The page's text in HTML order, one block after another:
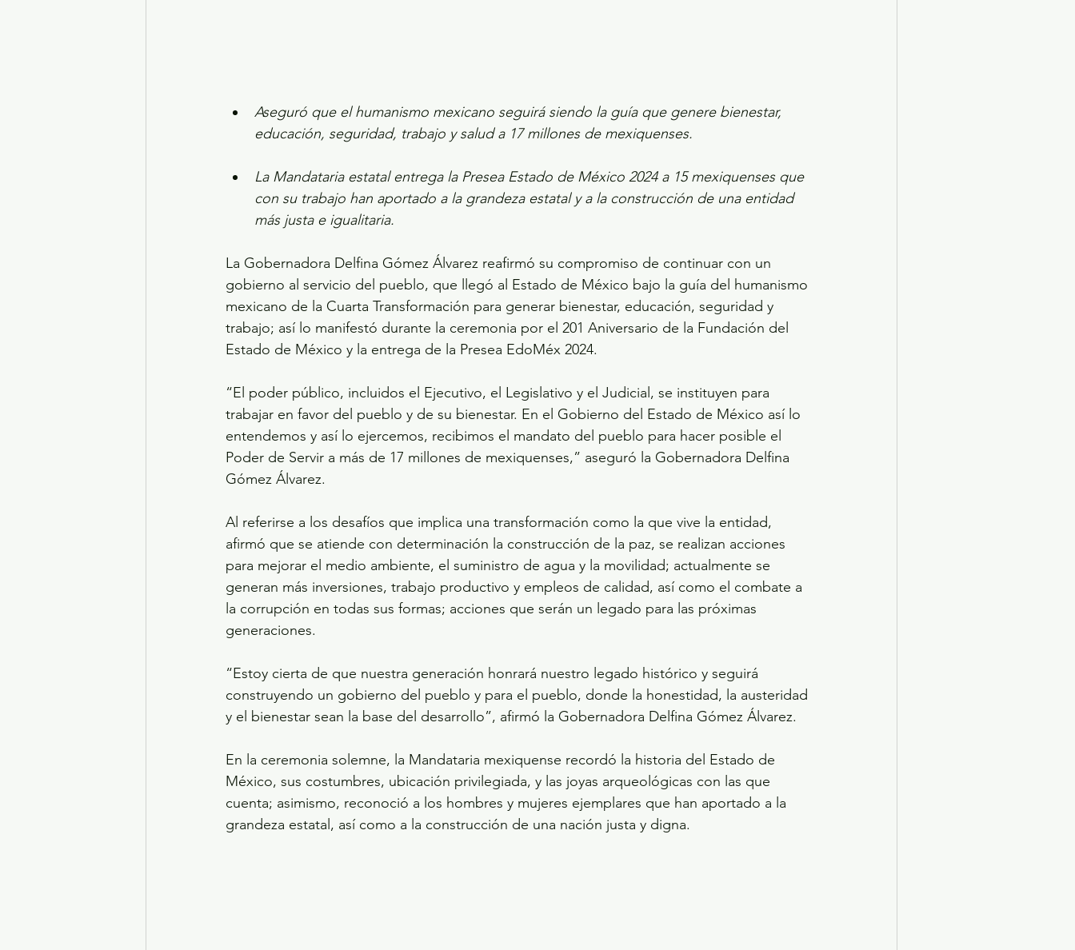
Aseguró que el humanismo mexicano seguirá siendo la guía que genere bienestar,
educación, seguridad, trabajo y salud a 17 millones de mexiquenses.
La Mandataria estatal entrega la Presea Estado de México 2024 a 15 mexiquenses que
con su trabajo han aportado a la grandeza estatal y a la construcción de una entidad
más justa e igualitaria.
La Gobernadora Delfina Gómez Álvarez reafirmó su compromiso de continuar con un
gobierno al servicio del pueblo, que llegó al Estado de México bajo la guía del humanismo
mexicano de la Cuarta Transformación para generar bienestar, educación, seguridad y
trabajo; así lo manifestó durante la ceremonia por el 201 Aniversario de la Fundación del
Estado de México y la entrega de la Presea EdoMéx 2024.
“El poder público, incluidos el Ejecutivo, el Legislativo y el Judicial, se instituyen para
trabajar en favor del pueblo y de su bienestar. En el Gobierno del Estado de México así lo
entendemos y así lo ejercemos, recibimos el mandato del pueblo para hacer posible el
Poder de Servir a más de 17 millones de mexiquenses,” aseguró la Gobernadora Delfina
Gómez Álvarez.
Al referirse a los desafíos que implica una transformación como la que vive la entidad,
afirmó que se atiende con determinación la construcción de la paz, se realizan acciones
para mejorar el medio ambiente, el suministro de agua y la movilidad; actualmente se
generan más inversiones, trabajo productivo y empleos de calidad, así como el combate a
la corrupción en todas sus formas; acciones que serán un legado para las próximas
generaciones.
“Estoy cierta de que nuestra generación honrará nuestro legado histórico y seguirá
construyendo un gobierno del pueblo y para el pueblo, donde la honestidad, la austeridad
y el bienestar sean la base del desarrollo”, afirmó la Gobernadora Delfina Gómez Álvarez.
En la ceremonia solemne, la Mandataria mexiquense recordó la historia del Estado de
México, sus costumbres, ubicación privilegiada, y las joyas arqueológicas con las que
cuenta; asimismo, reconoció a los hombres y mujeres ejemplares que han aportado a la
grandeza estatal, así como a la construcción de una nación justa y digna.